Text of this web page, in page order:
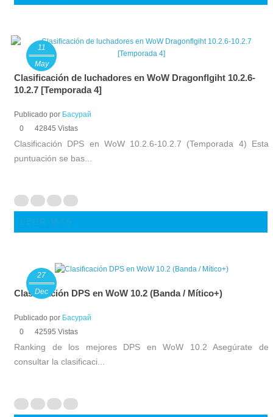
11
May
Clasificación de luchadores en WoW Dragonflgiht 10.2.6-
10.2.7 [Temporada 4]
Publicado por Басурай
0
42845 Vistas
Clasificación DPS en WoW 10.2.6-10.2.7 (Temporada 4) Esta
puntuación se bas...
LEER MÁS
27
Dec
Clasificación DPS en WoW 10.2 (Banda / Mítico+)
Publicado por Басурай
0
42595 Vistas
Ranking de los mejores DPS en WoW 10.2 Asegúrate de
consultar la clasificaci...